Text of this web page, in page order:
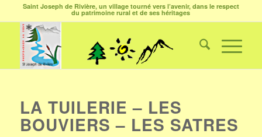
Saint Joseph de Rivière, un village tourné vers l’avenir, dans le respect
du patrimoine rural et de ses héritages
LA TUILERIE – LES
BOUVIERS – LES SATRES